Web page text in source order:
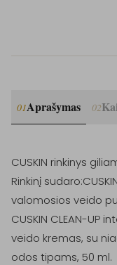
01Aprašymas 02
CUSKIN rinkinys
Rinkinį
valomosios veido
CUSKIN CLEAN-UP
veido kremas, su
odos tipams, 50 ml.